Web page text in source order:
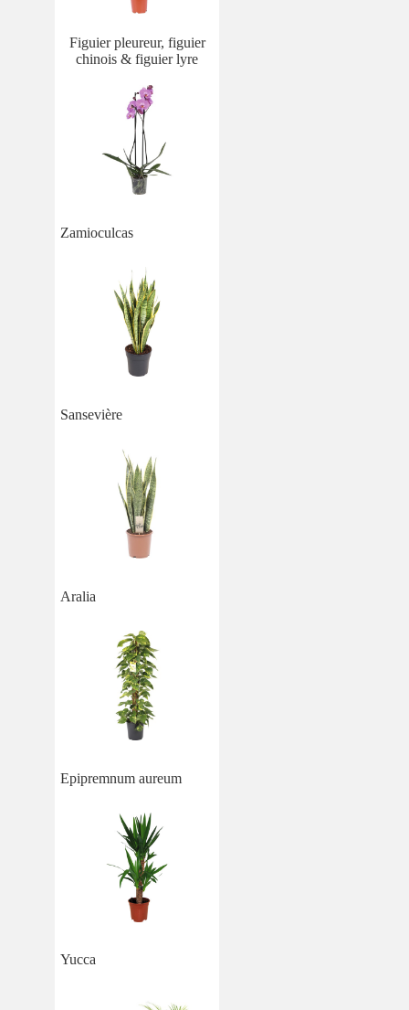
Figuier pleureur, figuier
chinois & figuier lyre
Zamioculcas
Sansevière
Aralia
Epipremnum aureum
Yucca